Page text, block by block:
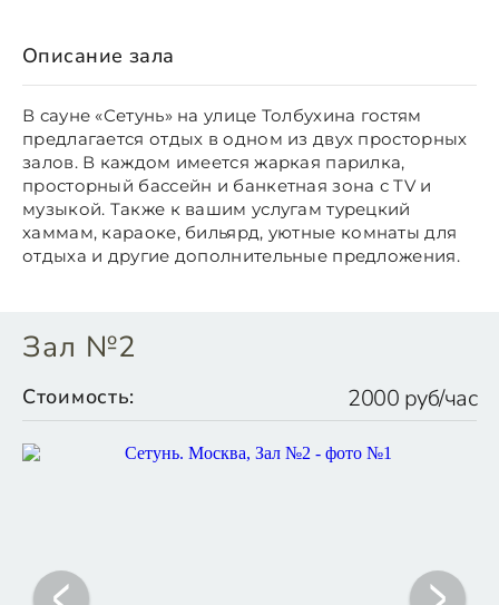
Описание зала
В сауне «Сетунь» на улице Толбухина гостям
предлагается отдых в одном из двух просторных
залов. В каждом имеется жаркая парилка,
просторный бассейн и банкетная зона с TV и
музыкой. Также к вашим услугам турецкий
хаммам, караоке, бильярд, уютные комнаты для
отдыха и другие дополнительные предложения.
Зал №2
Стоимость: 2000 руб/час